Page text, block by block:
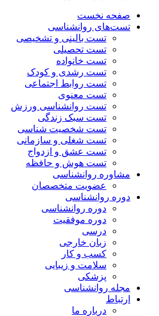
صفحه نخست
تست‌های روانشناسی
تست بالینی و تشخیصی
تست تحصیلی
تست خانواده
تست رشدی و کودک
تست روابط اجتماعی
تست معنوی
تست روانشناسی ورزش
تست سبک زندگی
تست شخصیت شناسی
تست شغلی و سازمانی
تست عشق و ازدواج
تست هوش و حافظه
مشاوره روانشناسی
عضویت متخصصان
دوره روانشناسی
دوره روانشناسی
دوره موفقیت
درسی
زبان خارجی
کسب و کار
سلامت و زیبایی
پزشکی
مجله روانشناسی
ارتباط
درباره ما